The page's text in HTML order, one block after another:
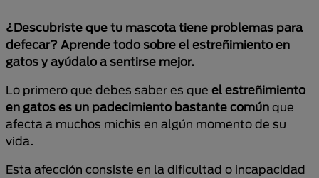
¿Descubriste que tu mascota tiene problemas para
defecar? Aprende todo sobre el estreñimiento en
gatos y ayúdalo a sentirse mejor.
Lo primero que debes saber es que el estreñimiento
en gatos es un padecimiento bastante común que
afecta a muchos michis en algún momento de su
vida.
Esta afección consiste en la dificultad o incapacidad